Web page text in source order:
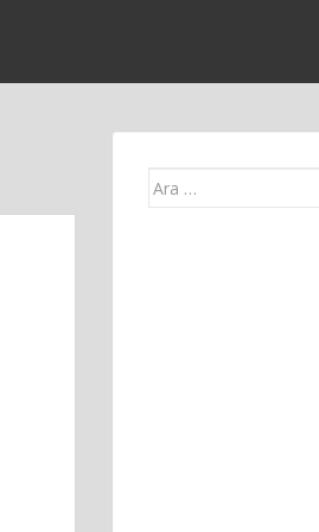
Arama